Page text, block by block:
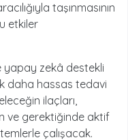
taşınmasının
etkiler
yapay zekâ destekli
daha hassas tedavi
ilaçları,
ve gerektiğinde aktif
çalışacak.